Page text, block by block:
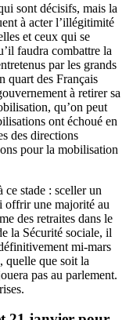
sont décisifs, mais la
à acter l’illégitimité
et ceux qui se
faudra combattre la
par les grands
quart des Français
à retirer sa
qu’on peut
ont échoué en
des directions
pour la mobilisation
ce stade : sceller un
offrir une majorité au
des retraites dans le
la Sécurité sociale, il
mi-mars
quelle que soit la
pas au parlement.